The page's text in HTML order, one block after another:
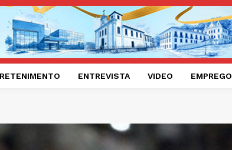
ENTREVISTA VIDEO EMPREGO